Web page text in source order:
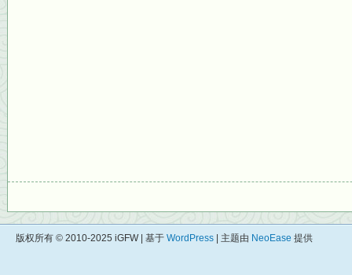
版权所有 © 2010-2025 iGFW | 基于 WordPress | 主题由 NeoEase 提供